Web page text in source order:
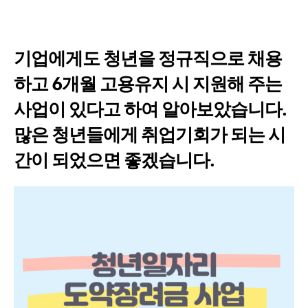
기업에게도 청년을 정규직으로 채용
하고 6개월 고용유지 시 지원해 주는
사업이 있다고 하여 알아보았습니다.
많은 청년들에게 취업기회가 되는 시
간이 되었으면 좋겠습니다.